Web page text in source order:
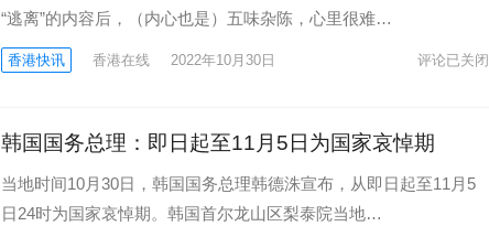
“逃离”的内容后，（内心也是）五味杂陈，心里很难…
香港快讯 香港在线 2022年10月30日 评论已关闭
韩国国务总理：即日起至11月5日为国家哀悼期
当地时间10月30日，韩国国务总理韩德洙宣布，从即日起至11月5
日24时为国家哀悼期。韩国首尔龙山区梨泰院当地…